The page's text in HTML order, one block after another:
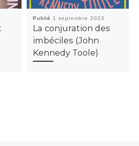
Publié 1 septembre 2023
La conjuration des
imbéciles (John
Kennedy Toole)